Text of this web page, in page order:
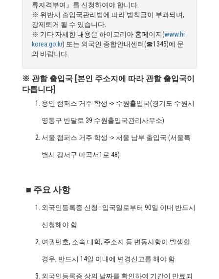
류자격부여』를 신청하여야 합니다.
※ 위반시 출입국관리법에 따라 범칙금이 부과되며,
강제퇴거 될 수 있습니다.
※ 기타 자세한 내용은 하이코리아 홈페이지(www.hi
korea.go.kr) 또는 외국인 종합안내센터(☎1345)에 문
의 바랍니다.
※ 관할 출입국 [본인 주소지에 따라 관할 출입국이
다릅니다]
용인 캠퍼스 거주 학생 -> 수원출입국(경기도 수원시
영통구 반달로 39 수원출입국관리사무소)
서울 캠퍼스 거주 학생 -> 서울 남부 출입국 (서울특
별시 강서구 마곡서1로 48)
■ 주요 사항
외국인등록증 신청 : 입국일로부터 90일 이내 반드시
신청해야 함
여권번호, 소속 대학, 주소지 등 변동사항이 발생할
경우, 반드시 14일 이내에 변경신고를 해야 함
외국인등록증 상의 날짜를 확인하여 기간이 만료되